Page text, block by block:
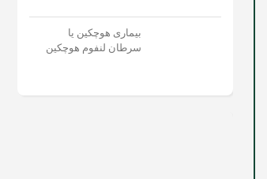
بیماری هوچکین یا
سرطان لنفوم هوچکین